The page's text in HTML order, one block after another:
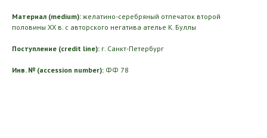
Материал (medium):желатино-серебряный отпечаток второй
половины ХХ в. с авторского негатива ателье К. Буллы
Поступление (credit line): г. Санкт-Петербург
Инв. № (accession number): ФФ 78